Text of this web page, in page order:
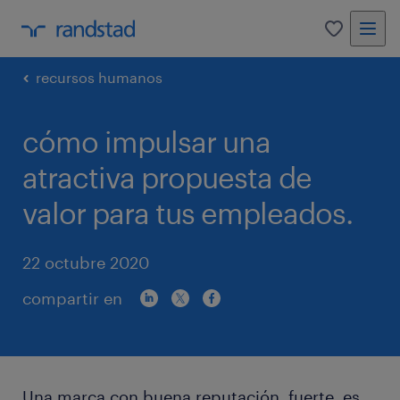
0
recursos humanos
cómo impulsar una
atractiva propuesta de
valor para tus empleados.
22 octubre 2020
compartir en